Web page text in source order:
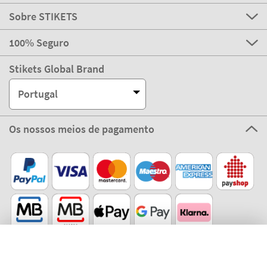
Portugal
Os nossos meios de pagamento
Compra 100% segura